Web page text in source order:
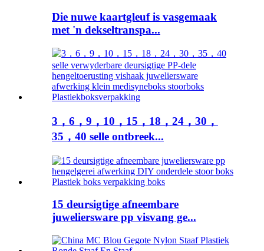
Die nuwe kaartgleuf is vasgemaak
met 'n dekseltranspa...
3，6，9，10，15，18，24，30，
35，40 selle ontbreek...
15 deursigtige afneembare
juweliersware pp visvang ge...